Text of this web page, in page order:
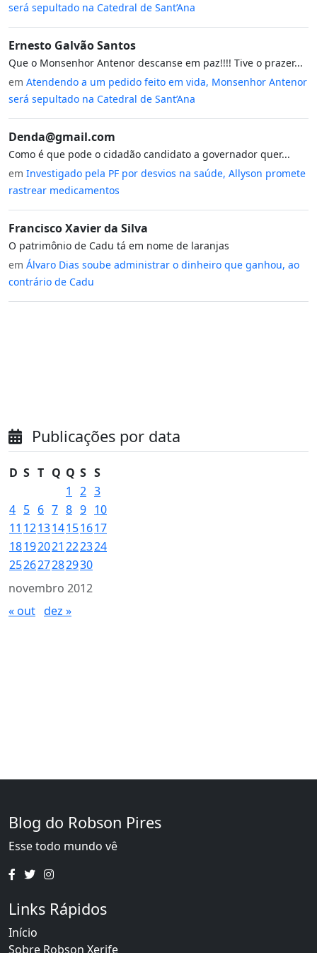
será sepultado na Catedral de Sant’Ana
Ernesto Galvão Santos
Que o Monsenhor Antenor descanse em paz!!!! Tive o prazer...
em Atendendo a um pedido feito em vida, Monsenhor Antenor
será sepultado na Catedral de Sant’Ana
Denda@gmail.com
Como é que pode o cidadão candidato a governador quer...
em Investigado pela PF por desvios na saúde, Allyson promete
rastrear medicamentos
Francisco Xavier da Silva
O patrimônio de Cadu tá em nome de laranjas
em Álvaro Dias soube administrar o dinheiro que ganhou, ao
contrário de Cadu
Publicações por data
novembro 2012
D S T Q Q S S
1
2 3
4 5 6 7 8 9 10
11 121314151617
18192021 222324
252627282930
« out dez »
Blog do Robson Pires
Esse todo mundo vê
Links Rápidos
Início
Sobre Robson Xerife